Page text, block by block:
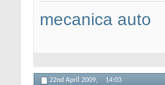
mecanica auto
22nd April 2009, 14:03